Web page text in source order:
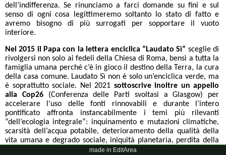
dell’indifferenza. Se rinunciamo a farci domande su fini e sul
senso di ogni cosa legittimeremo soltanto lo stato di fatto e
avremo bisogno di più surrogati per sopportare il vuoto
interiore.
Nel 2015 il Papa con la lettera enciclica “Laudato Sì” sceglie di
rivolgersi non solo ai fedeli della Chiesa di Roma, bensì a tutta la
famiglia umana perché c’è in gioco il destino della Terra, la cura
della casa comune. Laudato Sì non è solo un’enciclica verde, ma
è soprattutto sociale. Nel 2021 sottoscrive inoltre un appello
alla Cop26(Conferenza delle Parti svoltasi a Glasgow) per
accelerare l’uso delle fonti rinnovabili e durante l’intero
pontificato affronta instancabilmente i temi più rilevanti
“dell’ecologia integrale”: inquinamento e mutazioni climatiche,
scarsità dell’acqua potabile, deterioramento della qualità della
vita umana e degrado sociale, iniquità planetaria, perdita della
biodiversità, perdita dei ghiacciai, innalzamento del livello dei
made in EditArea